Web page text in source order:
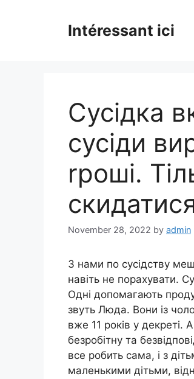
Intéressant ici
Сусідка
сусіди
rроші.
November 28, 2022 by admin
З нами по сусідству
навіть не порахувати.
Одні допомагають
звуть Люда. Вони із
вже 11 років у декреті.
безробітну та
все робить сама, і з
маленькими дітьми,